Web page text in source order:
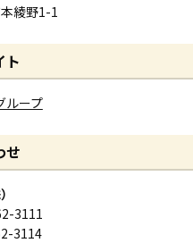
綾野1-1
ト
ループ
せ
3111
3114